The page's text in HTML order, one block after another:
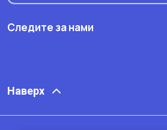
Следите за нами
Наверх